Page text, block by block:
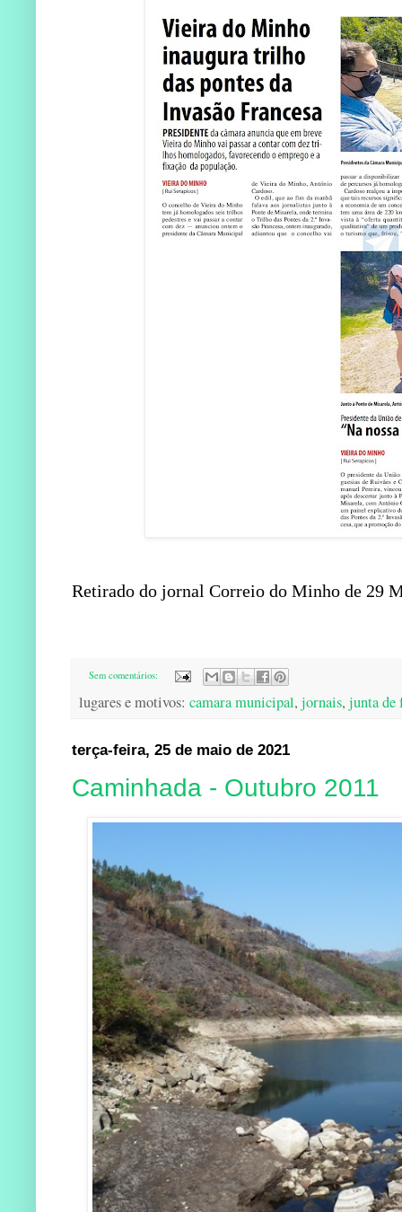
Retirado do jornal Correio do Minho de 29
Sem comentários:
lugares e motivos: camara municipal, jornais, junta de
terça-feira, 25 de maio de 2021
Caminhada - Outubro 2011